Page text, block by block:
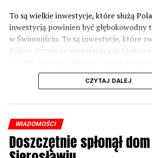
To są wielkie inwestycje, które służą
inwestycją powinien być głębokowodny
w Świnoujściu. To są inwestycje, które
Polsce. Dzisiaj ta inwestycja jest
odblokowania CPK.
wykorzystać wspaniały potencjał
o którym śp. Lech Kaczyński powiedział,
racją stanu. Warto zagłosować na
czerwca, bo w Europarlamencie będą
dyskusje, które mają ogromny wpływ na
CZYTAJ DALEJ
WIADOMOŚCI
Doszczętnie spłonął